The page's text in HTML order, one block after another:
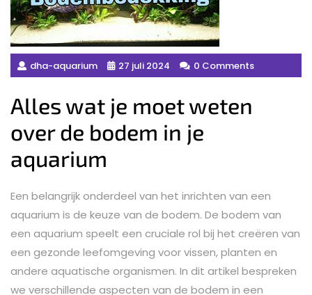
dha-aquarium 27 juli 2024 0 Comments
Alles wat je moet weten
over de bodem in je
aquarium
Een belangrijk onderdeel van het inrichten van een
aquarium is de keuze van de bodem. De bodem van
een aquarium speelt een cruciale rol bij het creëren van
een gezonde leefomgeving voor vissen, planten en
andere aquatische organismen. In dit artikel bespreken
we verschillende aspecten van de bodem in een